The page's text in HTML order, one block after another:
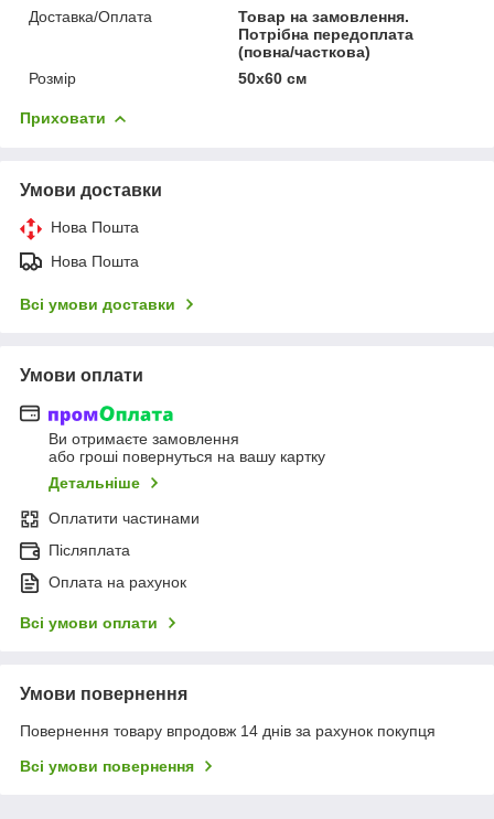
Доставка/Оплата
Товар на замовлення.
Потрібна передоплата
(повна/часткова)
Розмір
50х60 см
Приховати
Умови доставки
Нова Пошта
Нова Пошта
Всі умови доставки
Умови оплати
Ви отримаєте замовлення
або гроші повернуться на вашу картку
Детальніше
Оплатити частинами
Післяплата
Оплата на рахунок
Всі умови оплати
Умови повернення
Повернення товару впродовж 14 днів за рахунок покупця
Всі умови повернення